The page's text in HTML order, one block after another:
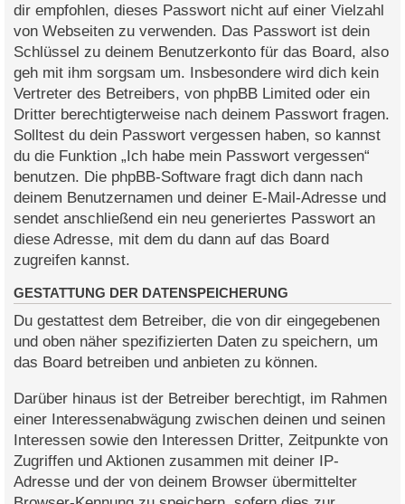
dir empfohlen, dieses Passwort nicht auf einer Vielzahl
von Webseiten zu verwenden. Das Passwort ist dein
Schlüssel zu deinem Benutzerkonto für das Board, also
geh mit ihm sorgsam um. Insbesondere wird dich kein
Vertreter des Betreibers, von phpBB Limited oder ein
Dritter berechtigterweise nach deinem Passwort fragen.
Solltest du dein Passwort vergessen haben, so kannst
du die Funktion „Ich habe mein Passwort vergessen“
benutzen. Die phpBB-Software fragt dich dann nach
deinem Benutzernamen und deiner E-Mail-Adresse und
sendet anschließend ein neu generiertes Passwort an
diese Adresse, mit dem du dann auf das Board
zugreifen kannst.
GESTATTUNG DER DATENSPEICHERUNG
Du gestattest dem Betreiber, die von dir eingegebenen
und oben näher spezifizierten Daten zu speichern, um
das Board betreiben und anbieten zu können.
Darüber hinaus ist der Betreiber berechtigt, im Rahmen
einer Interessenabwägung zwischen deinen und seinen
Interessen sowie den Interessen Dritter, Zeitpunkte von
Zugriffen und Aktionen zusammen mit deiner IP-
Adresse und der von deinem Browser übermittelter